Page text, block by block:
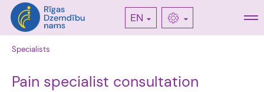
EN
Specialists
Pain specialist consultation